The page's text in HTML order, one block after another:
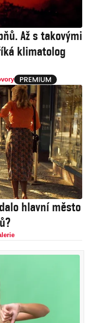
Až s takovými
klimatolog
hlavní město